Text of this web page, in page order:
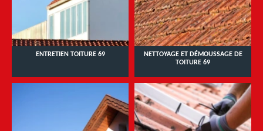
ENTRETIEN TOITURE 69
NETTOYAGE ET DÉMOUSSAGE DE
TOITURE 69